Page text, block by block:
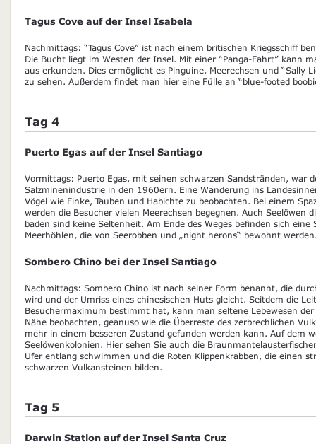
Tagus Cove auf der Insel Isabela
Nachmittags: “Tagus Cove” ist nach einem britischen Kriegsschiff
Die Bucht liegt im Westen der Insel. Mit einer “Panga-Fahrt” kann
aus erkunden. Dies ermöglicht es Pinguine, Meerechsen und “Sally
zu sehen. Außerdem findet man hier eine Fülle an “blue-footed
Tag 4
Puerto Egas auf der Insel Santiago
Vormittags: Puerto Egas, mit seinen schwarzen Sandstränden, war
Salzminenindustrie in den 1960ern. Eine Wanderung ins
Vögel wie Finke, Tauben und Habichte zu beobachten. Bei einem
werden die Besucher vielen Meerechsen begegnen. Auch Seelöwen
baden sind keine Seltenheit. Am Ende des Weges befinden sich eine
Meerhöhlen, die von Seerobben und „night herons“ bewohnt
Sombero Chino bei der Insel Santiago
Nachmittags: Sombero Chino ist nach seiner Form benannt, die
wird und der Umriss eines chinesischen Huts gleicht. Seitdem die
Besuchermaximum bestimmt hat, kann man seltene Lebewesen der
Nähe beobachten, geanuso wie die Überreste des zerbrechlichen
mehr in einem besseren Zustand gefunden werden kann. Auf dem
Seelöwenkolonien. Hier sehen Sie auch die
Ufer entlang schwimmen und die Roten Klippenkrabben, die einen
schwarzen Vulkansteinen bilden.
Tag 5
Darwin Station auf der Insel Santa Cruz